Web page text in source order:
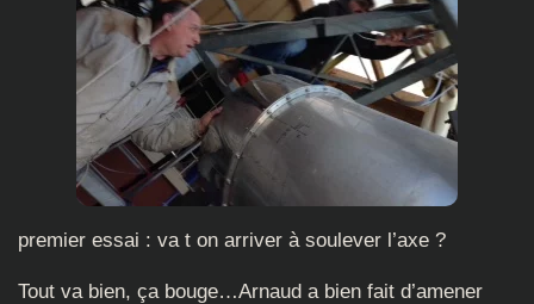
premier essai : va t on arriver à soulever l’axe ?
Tout va bien, ça bouge…Arnaud a bien fait d’amener